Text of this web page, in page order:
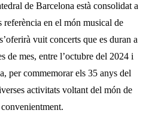
de Barcelona està consolidat a
en el món musical de
vuit concerts que es duran a
de mes, entre l’octubre del 2024 i
per commemorar els 35 anys del
activitats voltant del món de